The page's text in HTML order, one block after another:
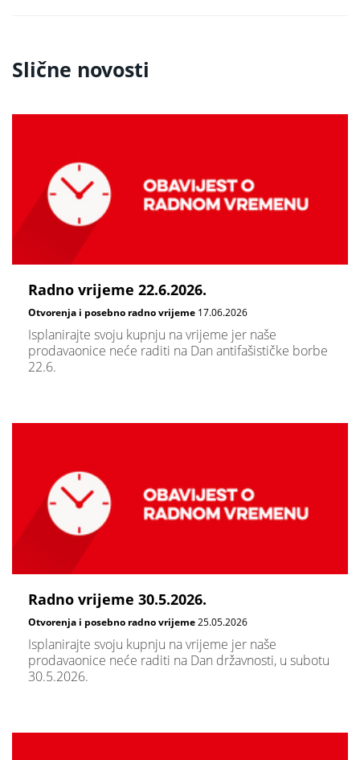
Slične novosti
Radno vrijeme 22.6.2026.
Otvorenja i posebno radno vrijeme 17.06.2026
Isplanirajte svoju kupnju na vrijeme jer naše
prodavaonice neće raditi na Dan antifašističke borbe
22.6.
Radno vrijeme 30.5.2026.
Otvorenja i posebno radno vrijeme25.05.2026
Isplanirajte svoju kupnju na vrijeme jer naše
prodavaonice neće raditi na Dan državnosti, u subotu
30.5.2026.